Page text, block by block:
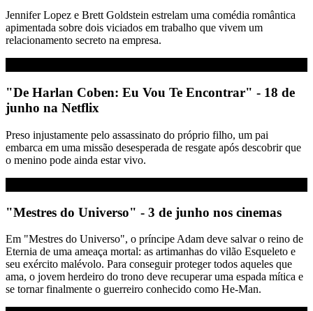
Jennifer Lopez e Brett Goldstein estrelam uma comédia romântica
apimentada sobre dois viciados em trabalho que vivem um
relacionamento secreto na empresa.
"De Harlan Coben: Eu Vou Te Encontrar" - 18 de
junho na Netflix
Preso injustamente pelo assassinato do próprio filho, um pai
embarca em uma missão desesperada de resgate após descobrir que
o menino pode ainda estar vivo.
"Mestres do Universo" - 3 de junho nos cinemas
Em "Mestres do Universo", o príncipe Adam deve salvar o reino de
Eternia de uma ameaça mortal: as artimanhas do vilão Esqueleto e
seu exército malévolo. Para conseguir proteger todos aqueles que
ama, o jovem herdeiro do trono deve recuperar uma espada mítica e
se tornar finalmente o guerreiro conhecido como He-Man.